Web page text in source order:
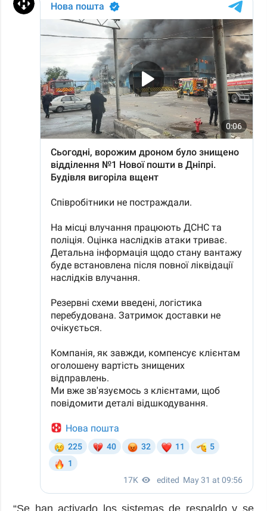
“Se han activado los sistemas de respaldo y se